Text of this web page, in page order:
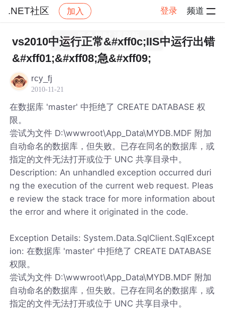
.NET社区 加入 登录 频道
社区 .NET社区 帖子详情
vs2010中运行正常&#xff0c;IIS中运行出错
&#xff01;&#xff08;急&#xff09;
rcy_fj
2010-11-21
在数据库 'master' 中拒绝了 CREATE DATABASE 权
限。
尝试为文件 D:\wwwroot\App_Data\MYDB.MDF 附加
自动命名的数据库，但失败。已存在同名的数据库，或
指定的文件无法打开或位于 UNC 共享目录中。
Description: An unhandled exception occurred duri
ng the execution of the current web request. Pleas
e review the stack trace for more information about
the error and where it originated in the code.
Exception Details: System.Data.SqlClient.SqlExcept
ion: 在数据库 'master' 中拒绝了 CREATE DATABASE
权限。
尝试为文件 D:\wwwroot\App_Data\MYDB.MDF 附加
自动命名的数据库，但失败。已存在同名的数据库，或
指定的文件无法打开或位于 UNC 共享目录中。